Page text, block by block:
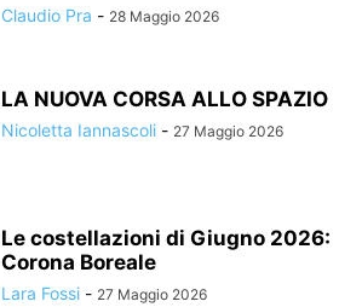
Claudio Pra - 28 Maggio 2026
LA NUOVA CORSA ALLO SPAZIO
Nicoletta Iannascoli - 27 Maggio 2026
Le costellazioni di Giugno 2026:
Corona Boreale
Lara Fossi - 27 Maggio 2026